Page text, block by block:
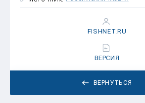
ВЕРНУТЬСЯ
FISHNET.RU
ВЕРСИЯ